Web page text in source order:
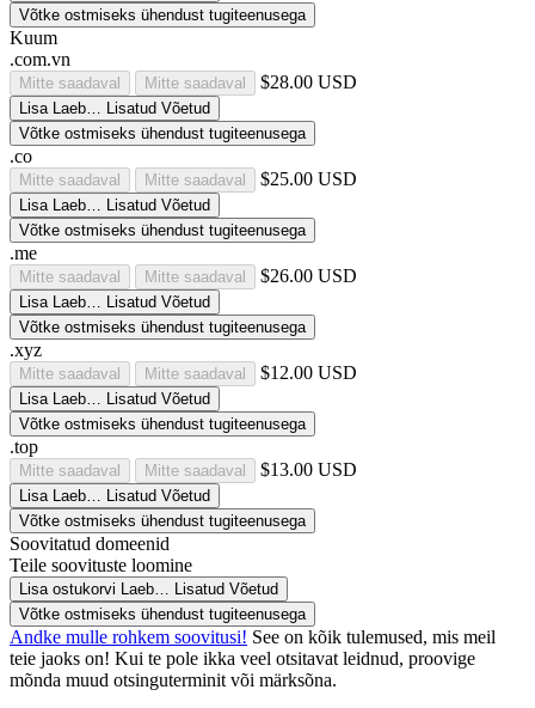
Võtke ostmiseks ühendust tugiteenusega
Kuum
.com.vn
Mitte saadaval Mitte saadaval $28.00 USD
Lisa Laeb… Lisatud Võetud
Võtke ostmiseks ühendust tugiteenusega
.co
Mitte saadaval Mitte saadaval $25.00 USD
Lisa Laeb… Lisatud Võetud
Võtke ostmiseks ühendust tugiteenusega
.me
Mitte saadaval Mitte saadaval $26.00 USD
Lisa Laeb… Lisatud Võetud
Võtke ostmiseks ühendust tugiteenusega
.xyz
Mitte saadaval Mitte saadaval $12.00 USD
Lisa Laeb… Lisatud Võetud
Võtke ostmiseks ühendust tugiteenusega
.top
Mitte saadaval Mitte saadaval $13.00 USD
Lisa Laeb… Lisatud Võetud
Võtke ostmiseks ühendust tugiteenusega
Soovitatud domeenid
Teile soovituste loomine
Lisa ostukorvi Laeb… Lisatud Võetud
Võtke ostmiseks ühendust tugiteenusega
Andke mulle rohkem soovitusi! See on kõik tulemused, mis meil
teie jaoks on! Kui te pole ikka veel otsitavat leidnud, proovige
mõnda muud otsinguterminit või märksõna.